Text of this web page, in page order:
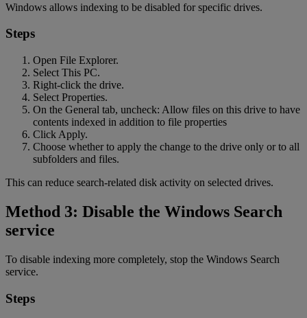
Windows allows indexing to be disabled for specific drives.
Steps
Open File Explorer.
Select This PC.
Right-click the drive.
Select Properties.
On the General tab, uncheck: Allow files on this drive to have
contents indexed in addition to file properties
Click Apply.
Choose whether to apply the change to the drive only or to all
subfolders and files.
This can reduce search-related disk activity on selected drives.
Method 3: Disable the Windows Search
service
To disable indexing more completely, stop the Windows Search
service.
Steps